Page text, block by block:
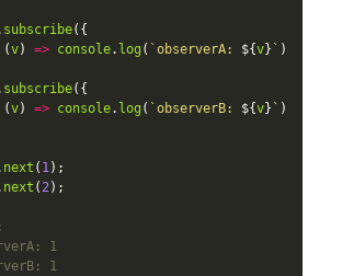
subscribe({
(v) => console. log ( `observerA: ${v} ` )
subscribe({
(v) => console. log ( `observerB: ${v} ` )
next ( 1);
next (2);
1
1